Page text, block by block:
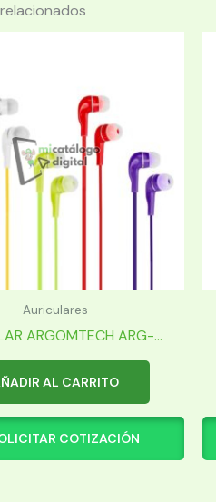
Auriculares
ARGOMTECH ARG-...
AL CARRITO
COTIZACIÓN